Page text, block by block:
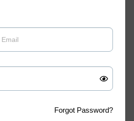
người không
đánh mất niềm
09/07/2026
“chua” một chút mới giữ
Forgot Password?